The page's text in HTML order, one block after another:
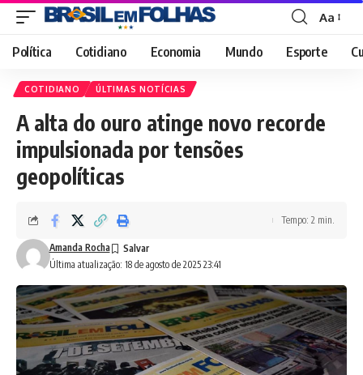
Font
Resizer
Aa
Política Cotidiano Economia Mundo Esporte
COTIDIANO ÚLTIMAS NOTÍCIAS
A alta do ouro atinge novo recorde
impulsionada por tensões
geopolíticas
Última atualização: 18 de agosto de 2025 23:41
Amanda Rocha
Tempo: 2 min.